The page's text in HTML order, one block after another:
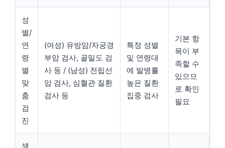
성
별/
연
령
별
맞
춤
검
진
(여성) 유방암/자궁경
부암 검사, 골밀도 검
사 등 / (남성) 전립선
암 검사, 심혈관 질환
검사 등
특정 성별
및 연령대
에 발병률
높은 질환
집중 검사
기본 항
목이 부
족할 수
있으므
로 확인
필요
생